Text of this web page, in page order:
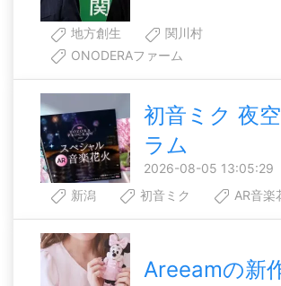
地方創生
関川村
ONODERAファーム
初音ミク 夜
ラム
2026-08-05 13:05:29
新潟
初音ミク AR音楽
Areeamの新